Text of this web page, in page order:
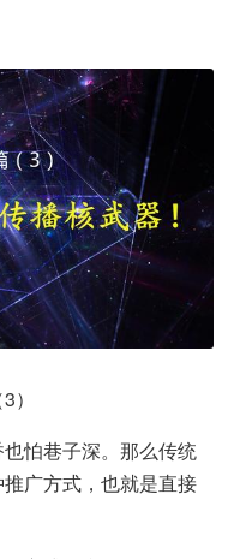
怕巷子深。那么传统
广方式，也就是直接